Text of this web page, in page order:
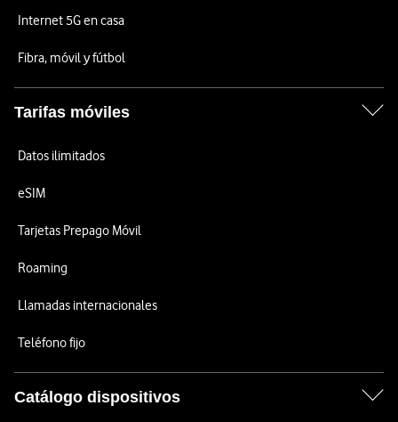
Internet 5G en casa
Fibra, móvil y fútbol
Tarifas móviles
Datos ilimitados
eSIM
Tarjetas Prepago Móvil
Roaming
Llamadas internacionales
Teléfono fijo
Catálogo dispositivos